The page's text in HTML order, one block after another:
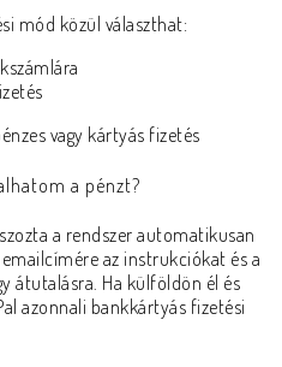
mód közül választhat:
vagy kártyás fizetés
a pénzt?
a rendszer automatikusan
az instrukciókat és a
átutalásra. Ha külföldön él és
azonnali bankkártyás fizetési